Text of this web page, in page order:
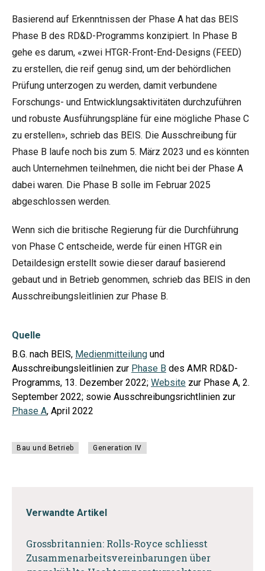
Basierend auf Erkenntnissen der Phase A hat das BEIS
Phase B des RD&D-Programms konzipiert. In Phase B
gehe es darum, «zwei HTGR-Front-End-Designs (FEED)
zu erstellen, die reif genug sind, um der behördlichen
Prüfung unterzogen zu werden, damit verbundene
Forschungs- und Entwicklungsaktivitäten durchzuführen
und robuste Ausführungspläne für eine mögliche Phase C
zu erstellen», schrieb das BEIS. Die Ausschreibung für
Phase B laufe noch bis zum 5. März 2023 und es könnten
auch Unternehmen teilnehmen, die nicht bei der Phase A
dabei waren. Die Phase B solle im Februar 2025
abgeschlossen werden.
Wenn sich die britische Regierung für die Durchführung
von Phase C entscheide, werde für einen HTGR ein
Detaildesign erstellt sowie dieser darauf basierend
gebaut und in Betrieb genommen, schrieb das BEIS in den
Ausschreibungsleitlinien zur Phase B.
Quelle
B.G. nach BEIS, Medienmitteilung und
Ausschreibungsleitlinien zur Phase B des AMR RD&D-
Programms, 13. Dezember 2022; Website zur Phase A, 2.
September 2022; sowie Ausschreibungsrichtlinien zur
Phase A, April 2022
Bau und Betrieb Generation IV
Verwandte Artikel
Grossbritannien: Rolls-Royce schliesst
Zusammenarbeitsvereinbarungen über